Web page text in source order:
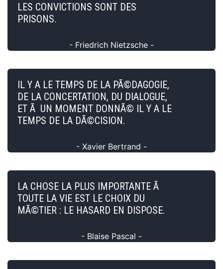
LES CONVICTIONS SONT DES
PRISONS.
- Friedrich Nietzsche -
IL Y A LE TEMPS DE LA PÃ©DAGOGIE,
DE LA CONCERTATION, DU DIALOGUE,
ET Ã UN MOMENT DONNÃ© IL Y A LE
TEMPS DE LA DÃ©CISION.
- Xavier Bertrand -
LA CHOSE LA PLUS IMPORTANTE Ã
TOUTE LA VIE EST LE CHOIX DU
MÃ©TIER : LE HASARD EN DISPOSE.
- Blaise Pascal -